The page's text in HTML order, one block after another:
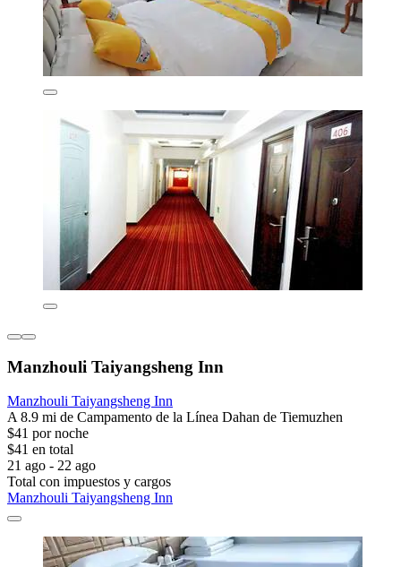
Manzhouli Taiyangsheng Inn
Manzhouli Taiyangsheng Inn
A 8.9 mi de Campamento de la Línea Dahan de Tiemuzhen
$41 por noche
$41 en total
21 ago - 22 ago
Total con impuestos y cargos
Manzhouli Taiyangsheng Inn